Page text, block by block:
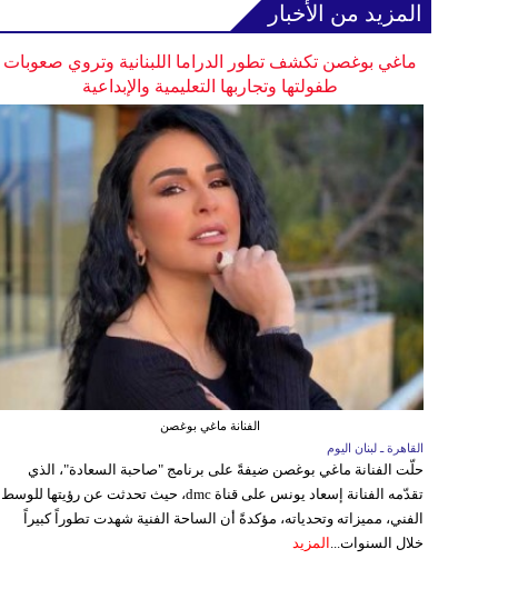
المزيد من الأخبار
ماغي بوغصن تكشف تطور الدراما اللبنانية وتروي صعوبات
طفولتها وتجاربها التعليمية والإبداعية
الفنانة ماغي بوغصن
القاهرة ـ لبنان اليوم
حلّت الفنانة ماغي بوغصن ضيفةً على برنامج "صاحبة السعادة"، الذي
تقدّمه الفنانة إسعاد يونس على قناة dmc، حيث تحدثت عن رؤيتها للوسط
الفني، مميزاته وتحدياته، مؤكدةً أن الساحة الفنية شهدت تطوراً كبيراً
خلال السنوات... المزيد